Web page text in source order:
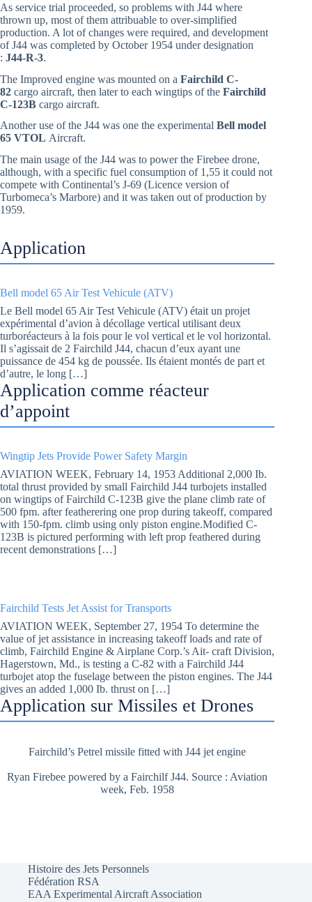
As service trial proceeded, so problems with J44 where
thrown up, most of them attribuable to over-simplified
production. A lot of changes were required, and development
of J44 was completed by October 1954 under designation
: J44-R-3.
The Improved engine was mounted on a Fairchild C-
82 cargo aircraft, then later to each wingtips of the Fairchild
C-123B cargo aircraft.
Another use of the J44 was one the experimental Bell model
65 VTOL Aircraft.
The main usage of the J44 was to power the Firebee drone,
although, with a specific fuel consumption of 1,55 it could not
compete with Continental’s J-69 (Licence version of
Turbomeca’s Marbore) and it was taken out of production by
1959.
Application
Bell model 65 Air Test Vehicule (ATV)
Le Bell model 65 Air Test Vehicule (ATV) était un projet
expérimental d’avion à décollage vertical utilisant deux
turboréacteurs à la fois pour le vol vertical et le vol horizontal.
Il s’agissait de 2 Fairchild J44, chacun d’eux ayant une
puissance de 454 kg de poussée. Ils étaient montés de part et
d’autre, le long […]
Application comme réacteur
d’appoint
Wingtip Jets Provide Power Safety Margin
AVIATION WEEK, February 14, 1953 Additional 2,000 Ib.
total thrust provided by small Fairchild J44 turbojets installed
on wingtips of Fairchild C-123B give the plane climb rate of
500 fpm. after featherering one prop during takeoff, compared
with 150-fpm. climb using only piston engine.Modified C-
123B is pictured performing with left prop feathered during
recent demonstrations […]
Fairchild Tests Jet Assist for Transports
AVIATION WEEK, September 27, 1954 To determine the
value of jet assistance in increasing takeoff loads and rate of
climb, Fairchild Engine & Airplane Corp.’s Ait- craft Division,
Hagerstown, Md., is testing a C-82 with a Fairchild J44
turbojet atop the fuselage between the piston engines. The J44
gives an added 1,000 Ib. thrust on […]
Application sur Missiles et Drones
Fairchild’s Petrel missile fitted with J44 jet engine
Ryan Firebee powered by a Fairchilf J44. Source : Aviation
week, Feb. 1958
Histoire des Jets Personnels
Fédération RSA
EAA Experimental Aircraft Association